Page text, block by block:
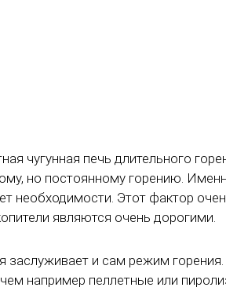
чугунная печь длительного
но постоянному горению.
необходимости. Этот фактор
являются очень дорогими.
заслуживает и сам режим
чем например пеллетные или